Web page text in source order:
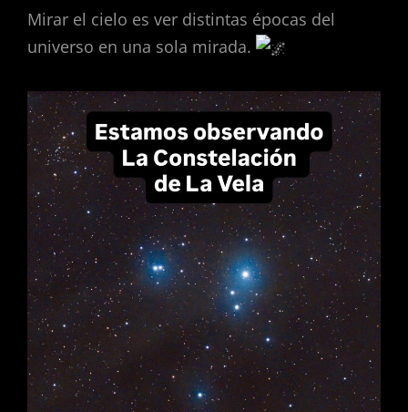
Mirar el cielo es ver distintas épocas del
universo en una sola mirada.